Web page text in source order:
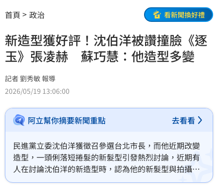
首頁 政治 看新聞換好禮
新造型獲好評！沈伯洋被讚撞臉《逐
玉》張凌赫 蘇巧慧：他造型多變
記者 劉秀敏 報導
2026/05/19 13:06:00
阿立幫你摘要新聞重點 去看看
民進黨立委沈伯洋獲徵召參選台北市長，而他近期改變
造型，一頭俐落短捲髮的新髮型引發熱烈討論，近期有
人在討論沈伯洋的新造型時，認為他的新髮型與拍攝定
妝感的妝感，神似中國夯劇《逐玉》中的男主角「武安